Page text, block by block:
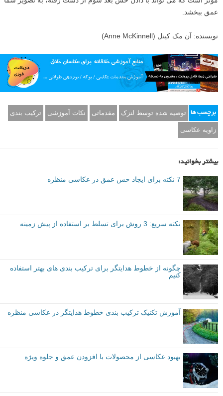
ترکیب بندی کردن به گونه ای که المان های جالبی در مقابل سوژه اصلی
موثر است که می تواند با دادن حس بُعد سوم از دست رفته، به تصویر شما
عمق ببخشد.
برچسب ها توصیه شده توسط لنزک مقدماتی نکات آموزشی ترکیب بندی
زاویه عکاسی
بیشتر بخوانید: